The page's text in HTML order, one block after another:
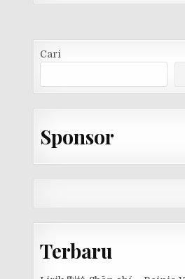
Cari
Sponsor
Terbaru